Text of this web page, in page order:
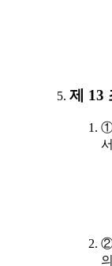
제 13
①
②